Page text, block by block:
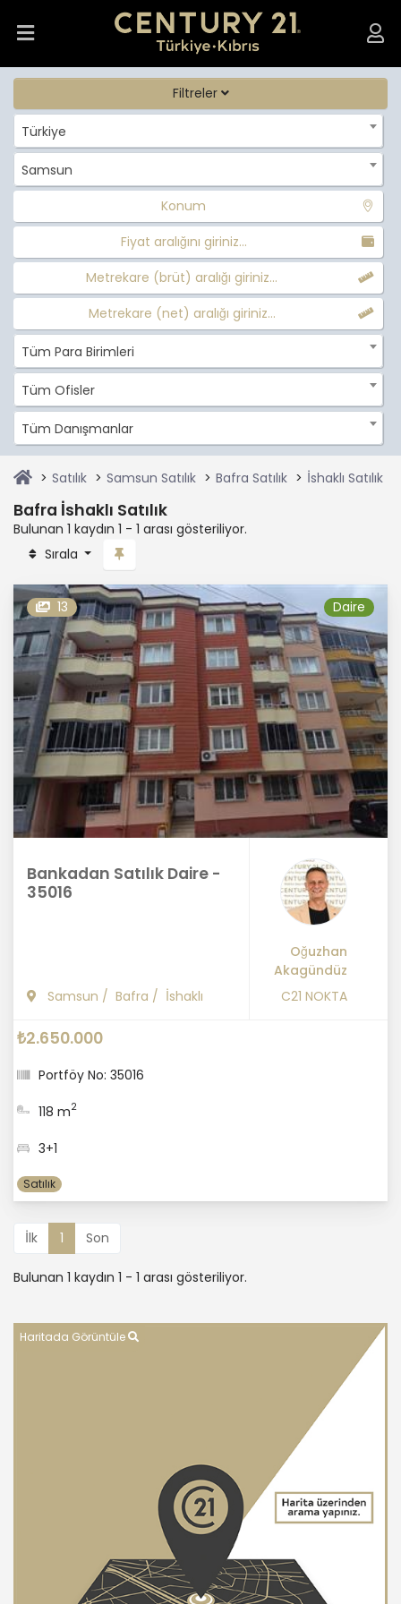
Filtreler
Türkiye
Samsun
Konum
Fiyat aralığını giriniz...
Metrekare (brüt) aralığı giriniz...
Metrekare (net) aralığı giriniz...
Tüm Para Birimleri
Tüm Ofisler
Tüm Danışmanlar
Satılık Samsun Satılık Bafra Satılık İshaklı Satılık
Bafra İshaklı Satılık
Bulunan 1 kaydın 1 - 1 arası gösteriliyor.
Sırala
13 Daire
Bankadan Satılık Daire -
35016
Samsun / Bafra / İshaklı
Oğuzhan
Akagündüz
C21 NOKTA
₺2.650.000
Portföy No: 35016
118 m2
3+1
Satılık
İlk 1 Son
Bulunan 1 kaydın 1 - 1 arası gösteriliyor.
Haritada Görüntüle